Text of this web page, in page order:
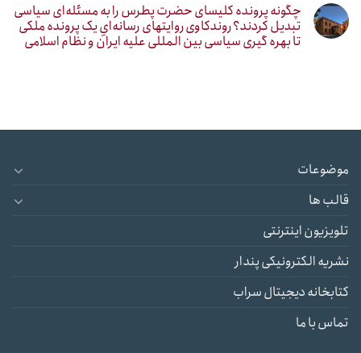
چگونه پرونده کلیسای حضرت پطرس را به مسئله‌ای سیاسی
تبدیل کردند؟ روندکاوی روایتهای رسانه‌ایِ یک پرونده ملکی
تا بهره گیری سیاسی بین المللی علیه ایران و نظام اسلامی
موضوعات
قالب ها
تلویزیون اینترنتی
نشریه الکترونیکی پندار
کتابخانه دیجیتال سراب
تماس با ما